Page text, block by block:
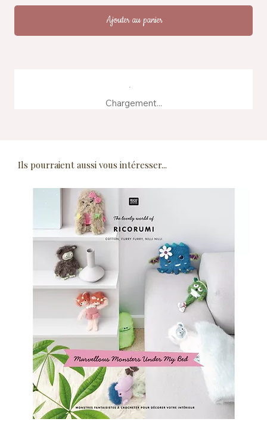
Ajouter au panier
Chargement...
Ils pourraient aussi vous intéresser...